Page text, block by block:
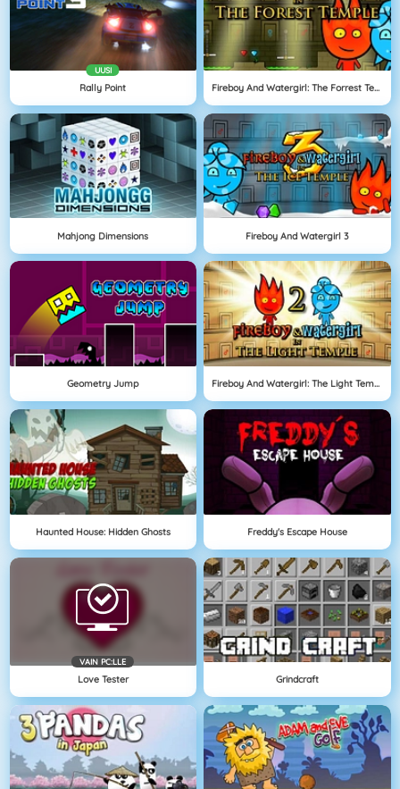
UUSI
Rally Point Fireboy And Watergirl: The Forrest Temple
Mahjong Dimensions Fireboy And Watergirl 3
Geometry Jump Fireboy And Watergirl: The Light Temple
Haunted House: Hidden Ghosts Freddy's Escape House
VAIN PC:LLE
Love Tester Grindcraft